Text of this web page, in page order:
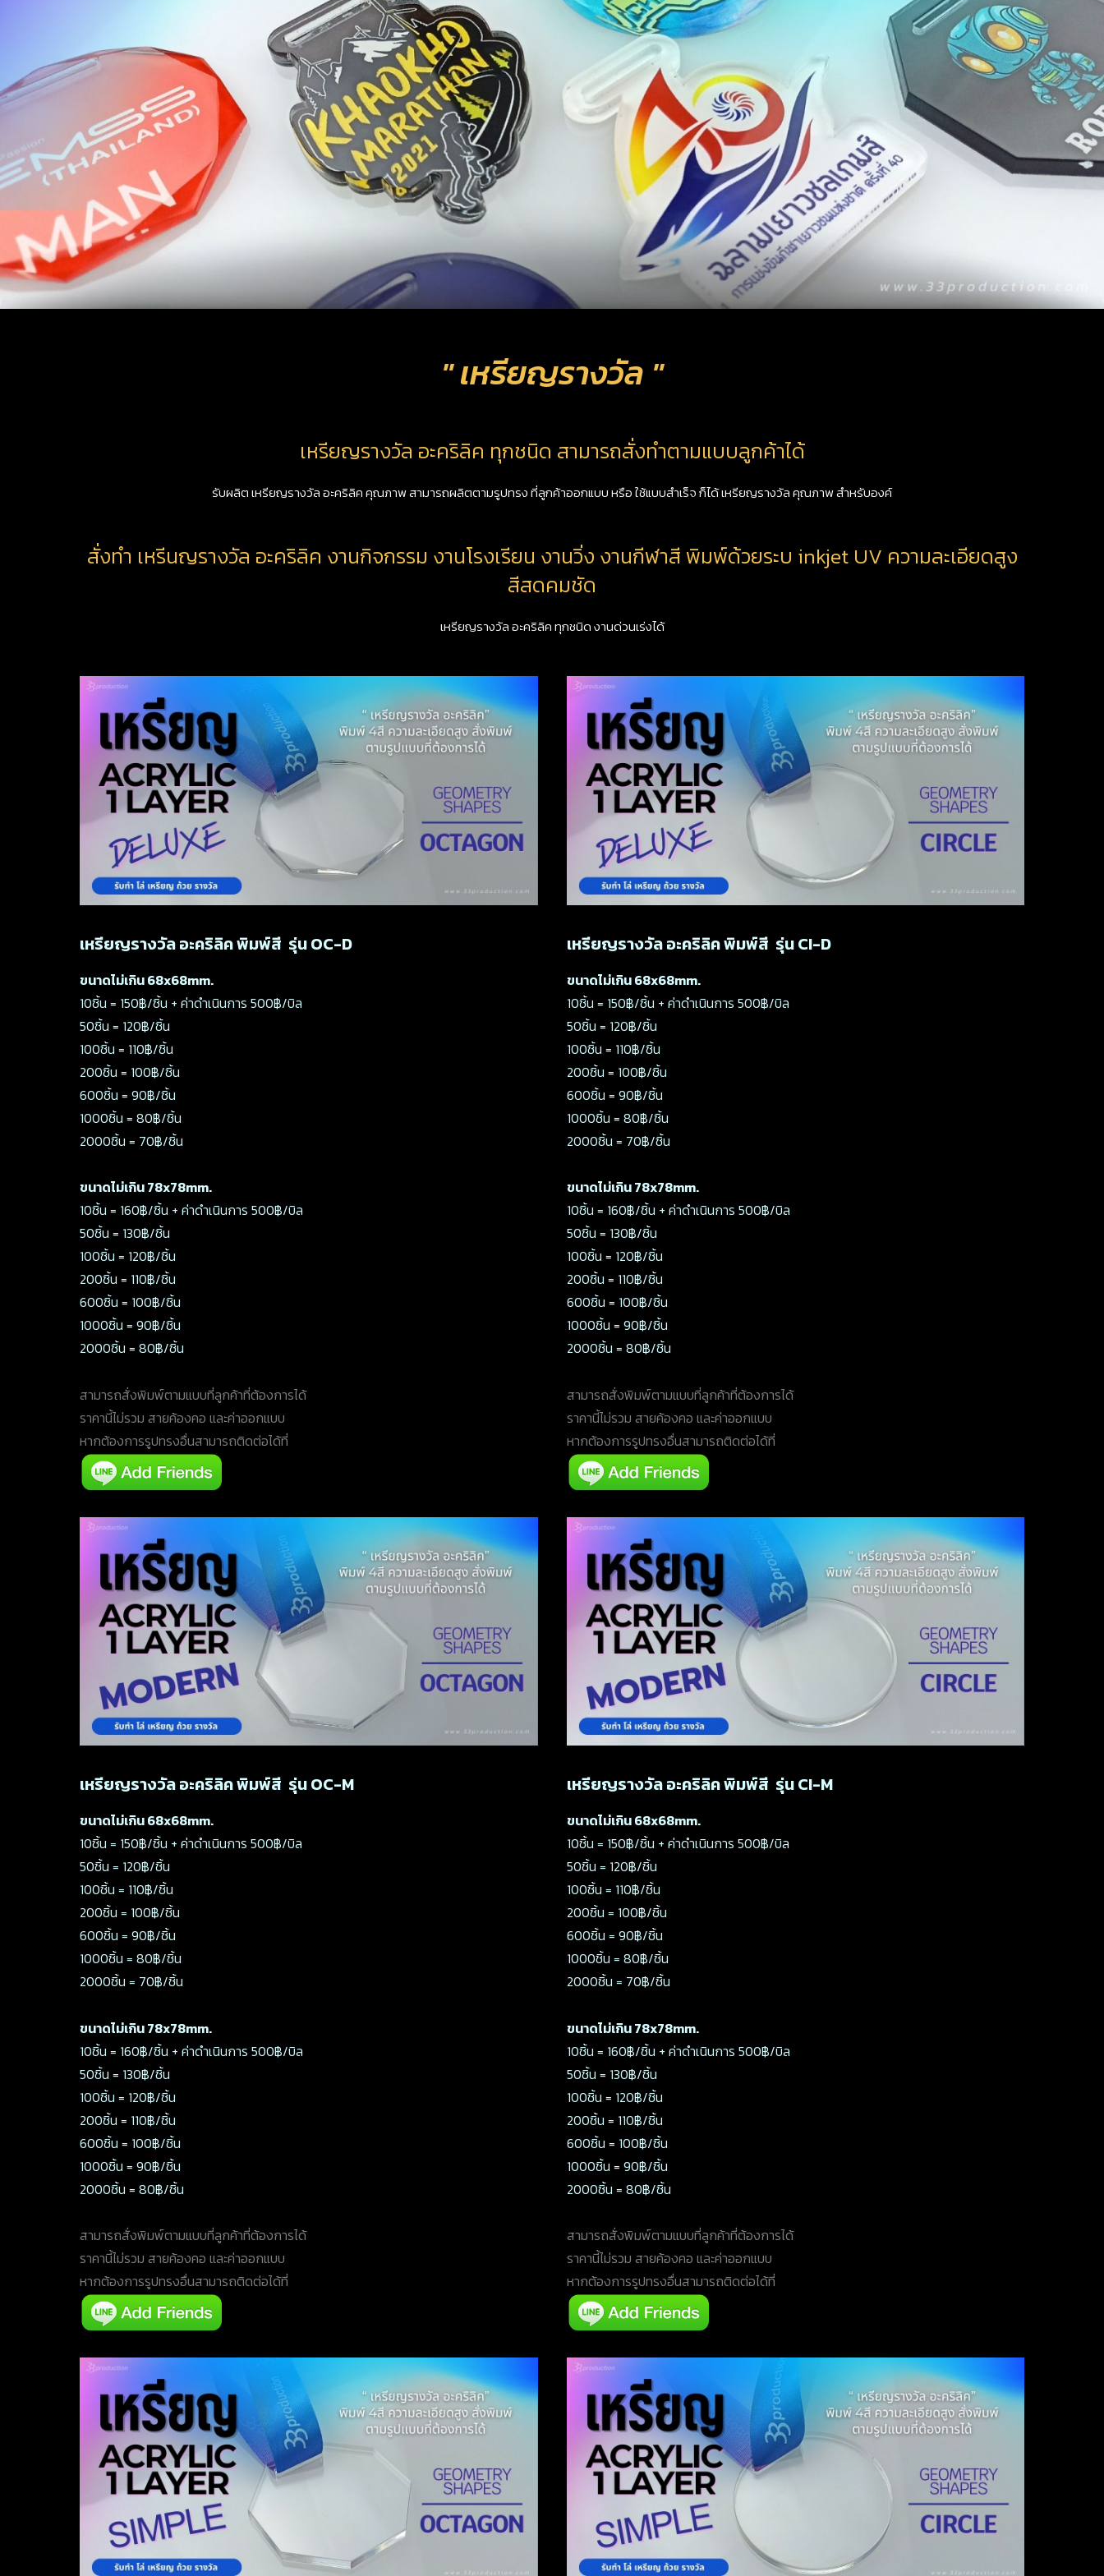
" เหรียญรางวัล "
เหรียญรางวัล อะคริลิค ทุกชนิด สามารถสั่งทำตามแบบลูกค้าได้
รับผลิต เหรียญรางวัล อะคริลิค คุณภาพ สามารถผลิตตามรูปทรง ที่ลูกค้าออกแบบ หรือ ใช้แบบสำเร็จ ก็ได้ เหรียญรางวัล คุณภาพ สำหรับองค์
สั่งทำ เหรีนญรางวัล อะคริลิค งานกิจกรรม งานโรงเรียน งานวิ่ง งานกีฬาสี พิมพ์ด้วยระบ inkjet UV ความละเอียดสูง
สีสดคมชัด
เหรียญรางวัล อะคริลิค ทุกชนิด งานด่วนเร่งได้
เหรียญรางวัล อะคริลิค พิมพ์สี รุ่น OC-D
ขนาดไม่เกิน 68x68mm.
10ชิ้น = 150฿/ชิ้น + ค่าดำเนินการ 500฿/บิล
50ชิ้น = 120฿/ชิ้น
100ชิ้น = 110฿/ชิ้น
200ชิ้น = 100฿/ชิ้น
600ชิ้น = 90฿/ชิ้น
1000ชิ้น = 80฿/ชิ้น
2000ชิ้น = 70฿/ชิ้น
ขนาดไม่เกิน 78x78mm.
10ชิ้น = 160฿/ชิ้น + ค่าดำเนินการ 500฿/บิล
50ชิ้น = 130฿/ชิ้น
100ชิ้น = 120฿/ชิ้น
200ชิ้น = 110฿/ชิ้น
600ชิ้น = 100฿/ชิ้น
1000ชิ้น = 90฿/ชิ้น
2000ชิ้น = 80฿/ชิ้น
สามารถสั่งพิมพ์ตามแบบที่ลูกค้าที่ต้องการได้
ราคานี้ไม่รวม สายค้องคอ และค่าออกแบบ
หากต้องการรูปทรงอื่นสามารถติดต่อได้ที่
เหรียญรางวัล อะคริลิค พิมพ์สี รุ่น CI-D
ขนาดไม่เกิน 68x68mm.
10ชิ้น = 150฿/ชิ้น + ค่าดำเนินการ 500฿/บิล
50ชิ้น = 120฿/ชิ้น
100ชิ้น = 110฿/ชิ้น
200ชิ้น = 100฿/ชิ้น
600ชิ้น = 90฿/ชิ้น
1000ชิ้น = 80฿/ชิ้น
2000ชิ้น = 70฿/ชิ้น
ขนาดไม่เกิน 78x78mm.
10ชิ้น = 160฿/ชิ้น + ค่าดำเนินการ 500฿/บิล
50ชิ้น = 130฿/ชิ้น
100ชิ้น = 120฿/ชิ้น
200ชิ้น = 110฿/ชิ้น
600ชิ้น = 100฿/ชิ้น
1000ชิ้น = 90฿/ชิ้น
2000ชิ้น = 80฿/ชิ้น
สามารถสั่งพิมพ์ตามแบบที่ลูกค้าที่ต้องการได้
ราคานี้ไม่รวม สายค้องคอ และค่าออกแบบ
หากต้องการรูปทรงอื่นสามารถติดต่อได้ที่
เหรียญรางวัล อะคริลิค พิมพ์สี รุ่น OC-M
ขนาดไม่เกิน 68x68mm.
10ชิ้น = 150฿/ชิ้น + ค่าดำเนินการ 500฿/บิล
50ชิ้น = 120฿/ชิ้น
100ชิ้น = 110฿/ชิ้น
200ชิ้น = 100฿/ชิ้น
600ชิ้น = 90฿/ชิ้น
1000ชิ้น = 80฿/ชิ้น
2000ชิ้น = 70฿/ชิ้น
ขนาดไม่เกิน 78x78mm.
10ชิ้น = 160฿/ชิ้น + ค่าดำเนินการ 500฿/บิล
50ชิ้น = 130฿/ชิ้น
100ชิ้น = 120฿/ชิ้น
200ชิ้น = 110฿/ชิ้น
600ชิ้น = 100฿/ชิ้น
1000ชิ้น = 90฿/ชิ้น
2000ชิ้น = 80฿/ชิ้น
สามารถสั่งพิมพ์ตามแบบที่ลูกค้าที่ต้องการได้
ราคานี้ไม่รวม สายค้องคอ และค่าออกแบบ
หากต้องการรูปทรงอื่นสามารถติดต่อได้ที่
เหรียญรางวัล อะคริลิค พิมพ์สี รุ่น CI-M
ขนาดไม่เกิน 68x68mm.
10ชิ้น = 150฿/ชิ้น + ค่าดำเนินการ 500฿/บิล
50ชิ้น = 120฿/ชิ้น
100ชิ้น = 110฿/ชิ้น
200ชิ้น = 100฿/ชิ้น
600ชิ้น = 90฿/ชิ้น
1000ชิ้น = 80฿/ชิ้น
2000ชิ้น = 70฿/ชิ้น
ขนาดไม่เกิน 78x78mm.
10ชิ้น = 160฿/ชิ้น + ค่าดำเนินการ 500฿/บิล
50ชิ้น = 130฿/ชิ้น
100ชิ้น = 120฿/ชิ้น
200ชิ้น = 110฿/ชิ้น
600ชิ้น = 100฿/ชิ้น
1000ชิ้น = 90฿/ชิ้น
2000ชิ้น = 80฿/ชิ้น
สามารถสั่งพิมพ์ตามแบบที่ลูกค้าที่ต้องการได้
ราคานี้ไม่รวม สายค้องคอ และค่าออกแบบ
หากต้องการรูปทรงอื่นสามารถติดต่อได้ที่